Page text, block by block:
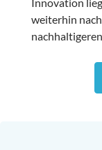
weiterhin